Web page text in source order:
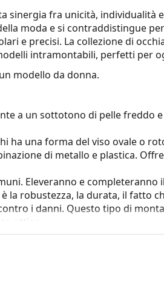
sinergia fra unicità, individualità
moda e si contraddistingue
e precisi. La collezione di
intramontabili, perfetti per
modello da donna.
a un sottotono di pelle freddo e
ha una forma del viso ovale o
di metallo e plastica.
Eleveranno e completeranno
la robustezza, la durata, il fatto
i danni. Questo tipo di
ottica.
occhiali da vista. Alcuni modelli